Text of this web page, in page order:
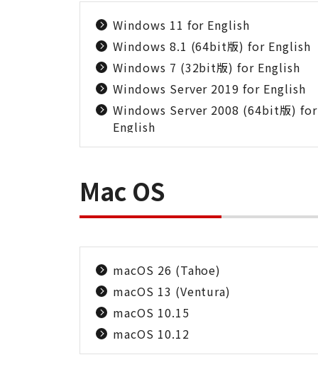
Windows 11 for English
Windows 8.1 (64bit版) for English
Windows 7 (32bit版) for English
Windows Server 2019 for English
Windows Server 2008 (64bit版) for
English
Mac OS
macOS 26 (Tahoe)
macOS 13 (Ventura)
macOS 10.15
macOS 10.12